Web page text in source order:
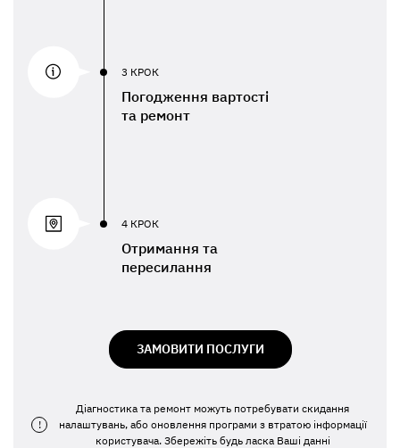
3 КРОК
Погодження вартості
та ремонт
4 КРОК
Отримання та
пересилання
ЗАМОВИТИ ПОСЛУГИ
!
Діагностика та ремонт можуть потребувати скидання
налаштувань, або оновлення програми з втратою інформації
користувача. Збережіть будь ласка Ваші данні